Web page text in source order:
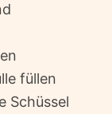
füllen
Schüssel